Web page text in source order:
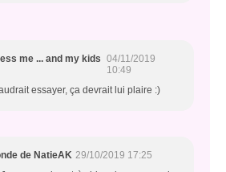
me ... and my kids 04/11/2019
10:49
faudrait essayer, ça devrait lui plaire :)
de NatieAK 29/10/2019 17:25